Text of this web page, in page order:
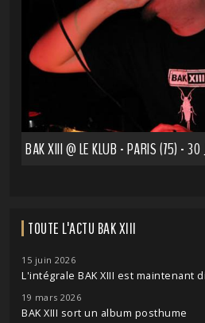
BAK XIII @ LE KLUB - PARIS (75) -
TOUTE L'ACTU BAK XIII
15 juin 2026
L'intégrale BAK XIII est maintenant
19 mars 2026
BAK XIII sort un album posthume